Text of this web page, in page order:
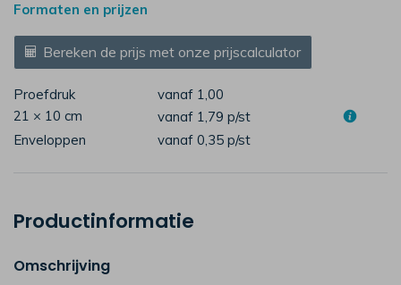
Formaten en prijzen
Bereken de prijs met onze prijscalculator
Proefdruk
vanaf 1,00
21 × 10 cm
vanaf 1,79 p/st
Enveloppen
vanaf 0,35 p/st
Productinformatie
Omschrijving